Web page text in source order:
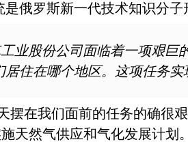
俄罗斯新一代技术知识分子
业股份公司面临着一项艰巨
居住在哪个地区。这项任务实
摆在我们面前的任务的确很
天然气供应和气化发展计划